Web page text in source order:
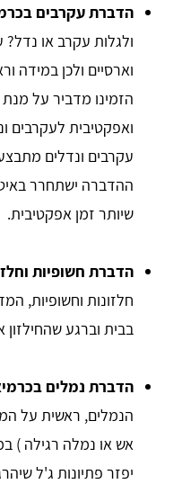
הדברת עקרבים
ולגלות עקרב או נדל?
וארסיים ולכן במידה
הזמינו מדביר על
ואפקטיבית לעקרבים
עקרבים ונדלים
ההדברה ישתחרר
שיותר זמן אפקטיבית.
הדברת חשופיות
חלזונות וחשופיות,
בבית וברגע שהחילזון
הדברת נמלים
הנמלים, ראשית על
אש או נמלה רגילה )
יפזר פתיונות ג'ל